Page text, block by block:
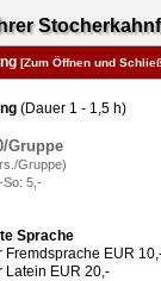
[Zum Öffnen und
(Dauer 1 - 1,5 h)
Gruppe
Gruppe)
5,-
Sprache
Fremdsprache EUR
Latein EUR 20,-